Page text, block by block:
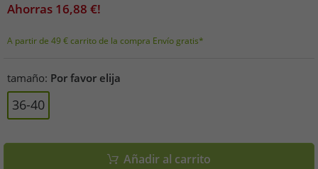
Ahorras 16,88 €!
A partir de 49 € carrito de la compra Envío gratis*
tamaño: Por favor elija
36-40
Añadir al carrito